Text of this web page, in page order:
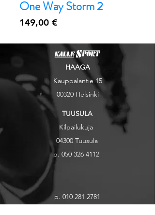
One Way Storm 2
149,00 €
HAAGA
Kauppalantie 15
00320 Helsinki
TUUSULA
Kilpailukuja
04300 Tuusula
p. 050 326 4112
p. 010 281 2781